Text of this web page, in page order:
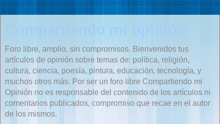
Compartiendo mi opinión
Foro libre, amplio, sin compromisos. Bienvenidos tus
artículos de opinión sobre temas de: política, religión,
cultura, ciencia, poesía, pintura, educación, tecnología, y
muchos otros más. Por ser un foro libre Compartiendo mi
Opinión no es responsable del contenido de los artículos ni
comentarios publicados, compromiso que recae en el autor
de los mismos.